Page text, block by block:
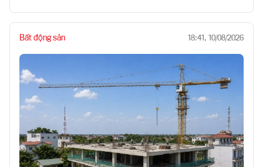
Bất động sản 18:41, 10/08/2026